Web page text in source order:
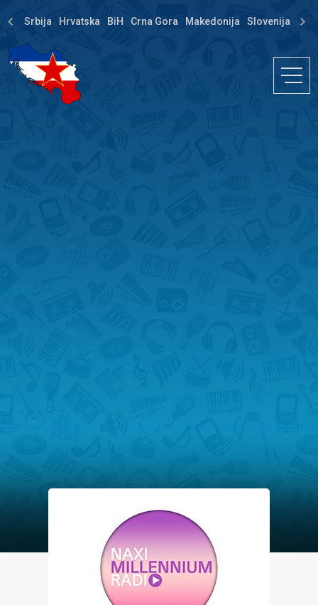
Srbija Hrvatska BiH Crna Gora Makedonija Slovenija